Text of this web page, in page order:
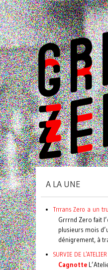
A LA UNE
Trrrans Zero a un
Grrrnd Zero fait
plusieurs mois
dénigrement, à
SURVIE DE
Cagnotte